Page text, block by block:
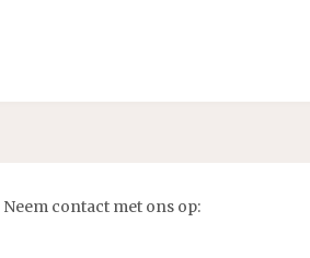
Neem contact met ons op: